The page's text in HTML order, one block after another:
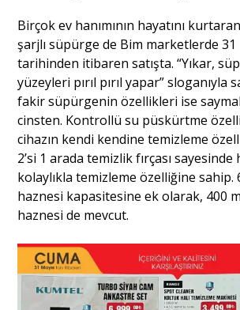
Birçok ev hanımının hayatını
şarjlı süpürge de Bim marketlerde 31
tarihinden itibaren satışta. “Yıkar,
yüzeyleri pırıl pırıl yapar” sloganıyla
fakir süpürgenin özellikleri ise
cinsten. Kontrollü su püskürtme
cihazın kendi kendine temizleme
2’si 1 arada temizlik fırçası
kolaylıkla temizleme özelliğine sahip.
haznesi kapasitesine ek olarak, 400
haznesi de mevcut.